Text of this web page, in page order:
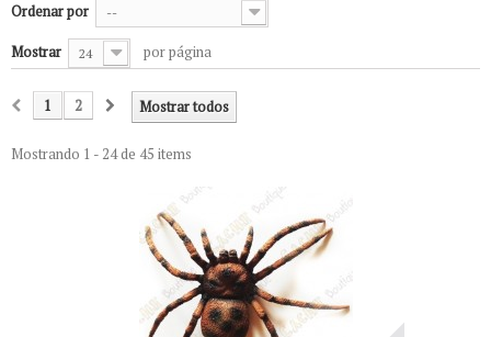
Ordenar por --
Mostrar 24 por página
Mostrar todos
1 2
Mostrando 1 - 24 de 45 items